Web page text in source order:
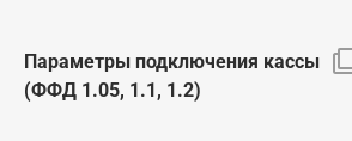
Параметры подключения кассы
(ФФД 1.05, 1.1, 1.2)